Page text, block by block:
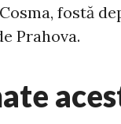
fostă
Prahova.